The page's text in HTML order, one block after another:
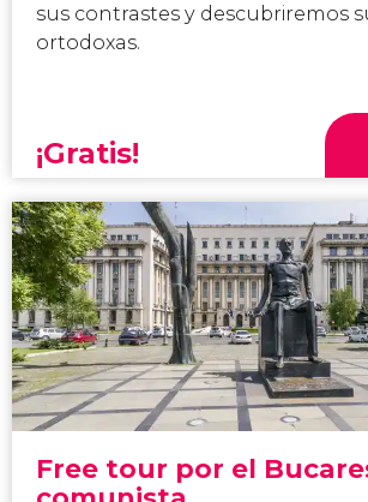
sus contrastes y descubriremos
ortodoxas.
¡Gratis!
Free tour por el